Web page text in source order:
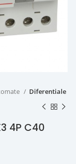
Diferentiale
4P C40